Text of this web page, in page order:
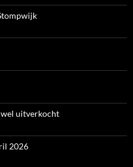
uitverkocht
2026